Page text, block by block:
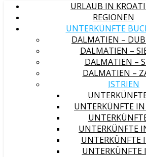
URLAUB IN
REGIONEN
UNTERKÜNFTE
DALMATIEN –
DALMATIEN –
DALMATIEN –
DALMATIEN –
ISTRIEN
UNTERKÜNFTE
UNTERKÜNFTE
UNTERKÜNFTE
UNTERKÜNFTE